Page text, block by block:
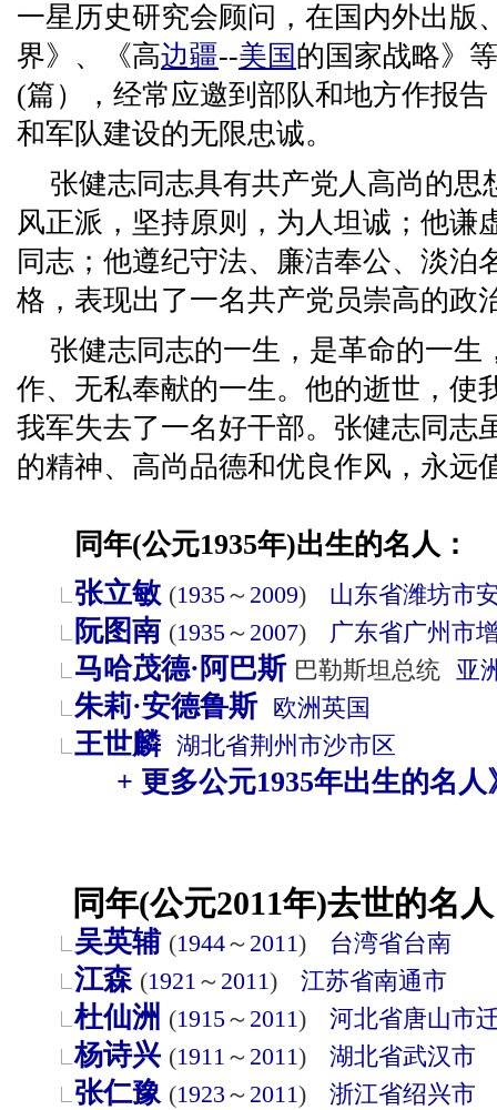
一星历史研究会顾问，在国内外出版
界》、《高边疆--美国的国家战略》
(篇），经常应邀到部队和地方作报
和军队建设的无限忠诚。
张健志同志具有共产党人高尚的思
风正派，坚持原则，为人坦诚；他谦
同志；他遵纪守法、廉洁奉公、淡泊
格，表现出了一名共产党员崇高的政
张健志同志的一生，是革命的一生
作、无私奉献的一生。他的逝世，使
我军失去了一名好干部。张健志同志
的精神、高尚品德和优良作风，永远
同年(公元1935年)出生的名人：
张立敏 (1935～ 2009) 山东省潍坊市
阮图南 (1935～ 2007) 广东省广州市
马哈茂德·阿巴斯 巴勒斯坦总统 亚
朱莉·安德鲁斯 欧洲英国
王世麟 湖北省荆州市沙市区
+ 更多公元1935年出生的名人
同年(公元2011年)去世的名
吴英辅 (1944～ 2011) 台湾省台南
江森 (1921 ～ 2011) 江苏省南通市
杜仙洲 (1915～ 2011) 河北省唐山市
杨诗兴 (1911 ～ 2011) 湖北省武汉市
张仁豫 (1923 ～ 2011) 浙江省绍兴市